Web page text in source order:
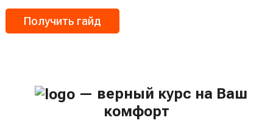
Получить гайд
— верный курс на Ваш
комфорт